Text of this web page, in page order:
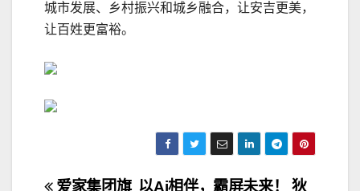
城市发展、乡村振兴和城乡融合，让安吉更美，
让百姓更富裕。
以Ai相伴，霸屏未来！ 狄
爱家集团旗